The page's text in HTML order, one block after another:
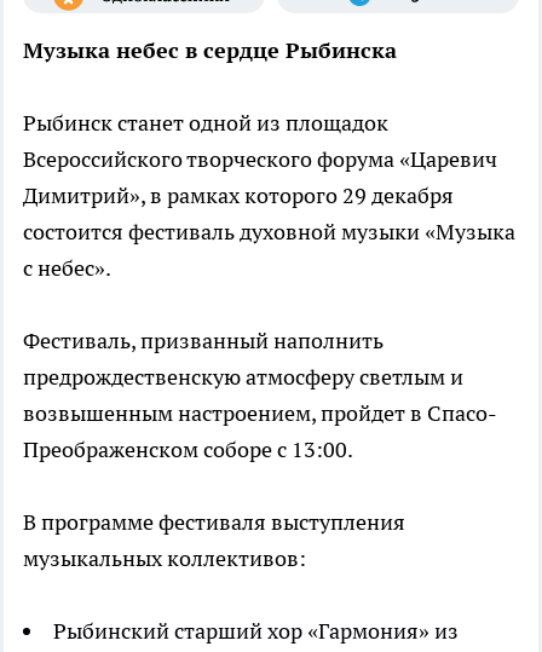
Музыка небес в сердце Рыбинска
Рыбинск станет одной из площадок
Всероссийского творческого форума «Царевич
Димитрий», в рамках которого 29 декабря
состоится фестиваль духовной музыки «Музыка
с небес».
Фестиваль, призванный наполнить
предрождественскую атмосферу светлым и
возвышенным настроением, пройдет в Спасо-
Преображенском соборе с 13:00.
В программе фестиваля выступления
музыкальных коллективов:
Рыбинский старший хор «Гармония» из